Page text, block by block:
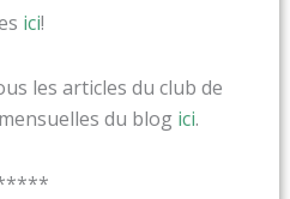
ici!
les articles du club de
du blog ici.